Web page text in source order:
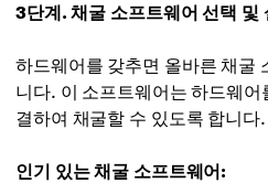
3단계. 채굴 소프트웨어 선택 및
하드웨어를 갖추면 올바른 채굴
니다. 이 소프트웨어는 하드웨
결하여 채굴할 수 있도록 합니다.
인기 있는 채굴 소프트웨어: